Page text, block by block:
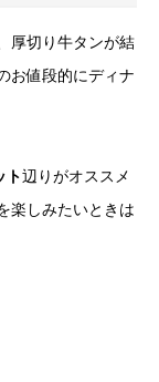
厚切り牛タンが結
お値段的にディナ
ト辺りがオススメ
楽しみたいときは